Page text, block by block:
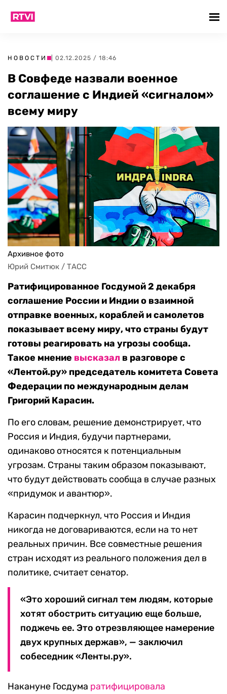
НОВОСТИ | 02.12.2025 / 18:46
В Совфеде назвали военное
соглашение с Индией «сигналом»
всему миру
Архивное фото
Юрий Смитюк / ТАСС
Ратифицированное Госдумой 2 декабря
соглашение России и Индии о взаимной
отправке военных, кораблей и самолетов
показывает всему миру, что страны будут
готовы реагировать на угрозы сообща.
Такое мнение высказал в разговоре с
«Лентой.ру» председатель комитета Совета
Федерации по международным делам
Григорий Карасин.
По его словам, решение демонстрирует, что
Россия и Индия, будучи партнерами,
одинаково относятся к потенциальным
угрозам. Страны таким образом показывают,
что будут действовать сообща в случае разных
«придумок и авантюр».
Карасин подчеркнул, что Россия и Индия
никогда не договариваются, если на то нет
реальных причин. Все совместные решения
стран исходят из реального положения дел в
политике, считает сенатор.
«Это хороший сигнал тем людям, которые
хотят обострить ситуацию еще больше,
поджечь ее. Это отрезвляющее намерение
двух крупных держав», — заключил
собеседник «Ленты.ру».
Накануне Госдума ратифицировала